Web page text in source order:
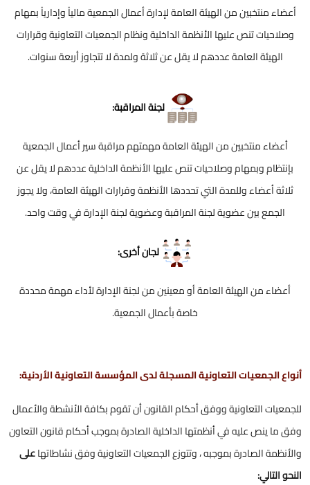
أعضاء منتخبين من الهيئة العامة لإدارة أعمال الجمعية مالياً وإدارياً بمهام
وصلاحيات تنص عليها الأنظمة الداخلية ونظام الجمعيات التعاونية وقرارات
الهيئة العامة عددهم لا يقل عن ثلاثة ولمدة لا تتجاوز أربعة سنوات.
لجنة المراقبة:
أعضاء منتخبين من الهيئة العامة مهمتهم مراقبة سير أعمال الجمعية
بإنتظام وبمهام وصلاحيات تنص عليها الأنظمة الداخلية عددهم لا يقل عن
ثلاثة أعضاء وللمدة التي تحددها الأنظمة وقرارات الهيئة العامة، ولا يجوز
الجمع بين عضوية لجنة المراقبة وعضوية لجنة الإدارة في وقت واحد.
لجان أخرى:
أعضاء من الهيئة العامة أو معينين من لجنة الإدارة لأداء مهمة محددة
خاصة بأعمال الجمعية.
أنواع الجمعيات التعاونية المسجلة لدى المؤسسة التعاونية الأردنية:
للجمعيات التعاونية ووفق أحكام القانون أن تقوم بكافة الأنشطة والأعمال
وفق ما ينص عليه في أنظمتها الداخلية الصادرة بموجب أحكام قانون التعاون
والأنظمة الصادرة بموجبه ، وتتوزع الجمعيات التعاونية وفق نشاطاتهاعلى
النحو التالي: